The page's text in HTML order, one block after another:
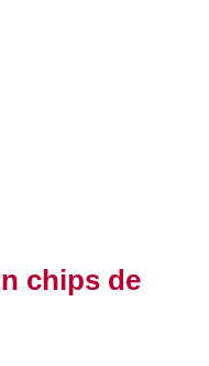
chips de